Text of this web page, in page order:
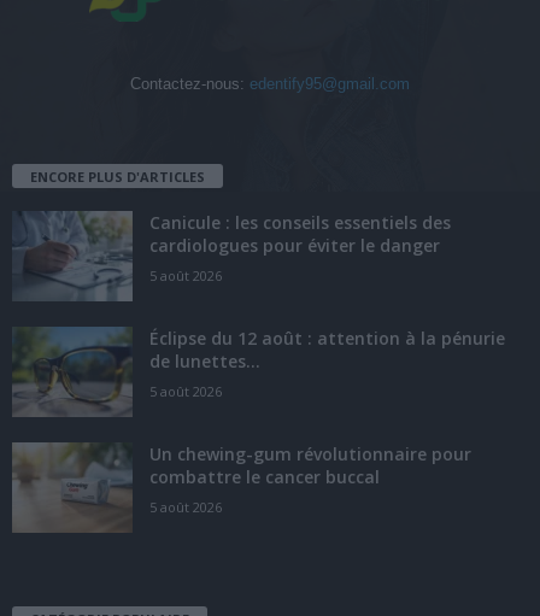
Contactez-nous: edentify95@gmail.com
ENCORE PLUS D'ARTICLES
Canicule : les conseils essentiels des
cardiologues pour éviter le danger
5 août 2026
Éclipse du 12 août : attention à la pénurie
de lunettes...
5 août 2026
Un chewing-gum révolutionnaire pour
combattre le cancer buccal
5 août 2026